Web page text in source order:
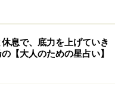
息で、底力を上げていき
【大人のための星占い】